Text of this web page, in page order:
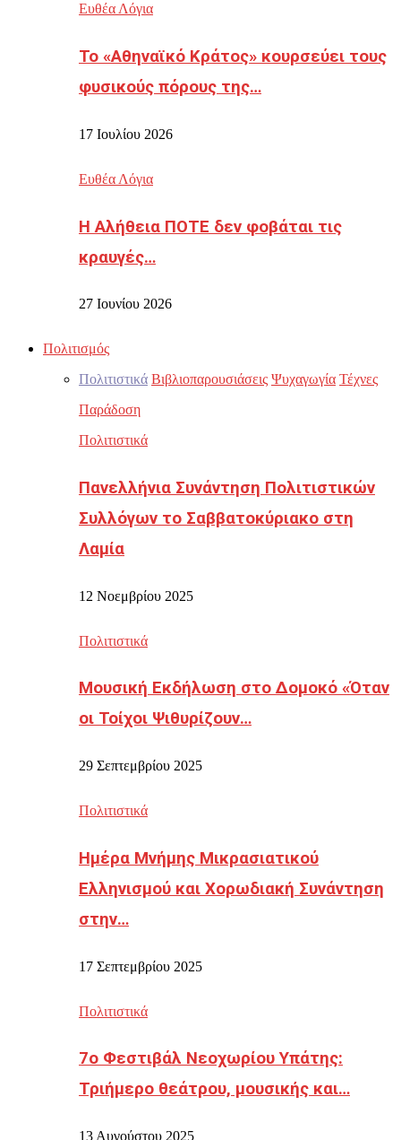
Ευθέα Λόγια
Το «Αθηναϊκό Κράτος» κουρσεύει τους
φυσικούς πόρους της…
17 Ιουλίου 2026
Ευθέα Λόγια
Η Αλήθεια ΠΟΤΕ δεν φοβάται τις
κραυγές…
27 Ιουνίου 2026
Πολιτισμός
Πολιτιστικά Βιβλιοπαρουσιάσεις Ψυχαγωγία Τέχνες
Παράδοση
Πολιτιστικά
Πανελλήνια Συνάντηση Πολιτιστικών
Συλλόγων το Σαββατοκύριακο στη
Λαμία
12 Νοεμβρίου 2025
Πολιτιστικά
Μουσική Εκδήλωση στο Δομοκό «Όταν
οι Τοίχοι Ψιθυρίζουν…
29 Σεπτεμβρίου 2025
Πολιτιστικά
Ημέρα Μνήμης Μικρασιατικού
Ελληνισμού και Χορωδιακή Συνάντηση
στην…
17 Σεπτεμβρίου 2025
Πολιτιστικά
7ο Φεστιβάλ Νεοχωρίου Υπάτης:
Τριήμερο θεάτρου, μουσικής και…
13 Αυγούστου 2025